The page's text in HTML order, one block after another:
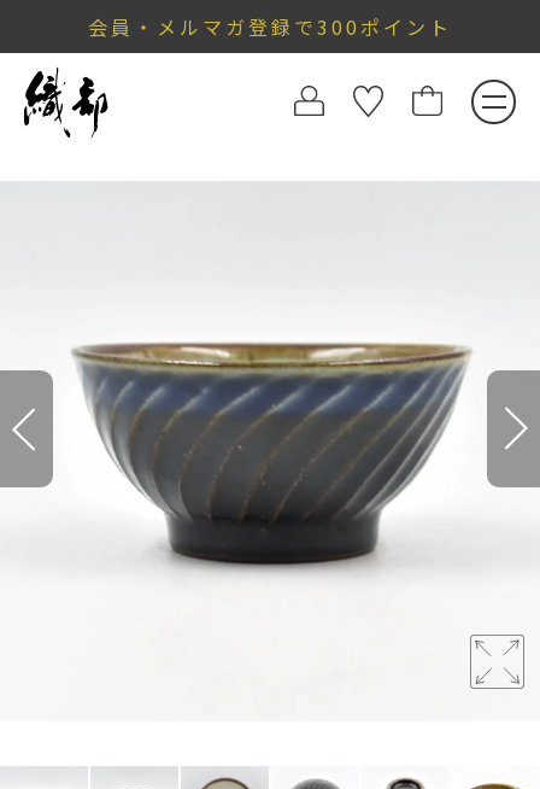
会員・メルマガ登録で300ポイント